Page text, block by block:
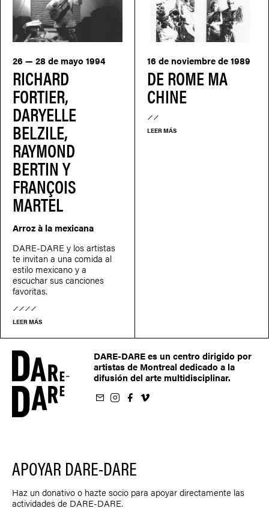
RICHARD
FORTIER,
DARYELLE
BELZILE,
RAYMOND
BERTIN Y
FRANÇOIS
MARTEL
26 — 28 de mayo 1994
Arroz à la mexicana
DARE-DARE y los artistas
te invitan a una comida al
estilo mexicano y a
escuchar sus canciones
favoritas.
LEER MÁS
DE ROME MA
CHINE
16 de noviembre de 1989
LEER MÁS
DARE-DARE es un centro dirigido por
artistas de Montreal dedicado a la
difusión del arte multidisciplinar.
sur Instagram
sur Facebook
nous sur Vimeo
APOYAR DARE-DARE
Haz un donativo o hazte socio para apoyar directamente las
actividades de DARE-DARE.